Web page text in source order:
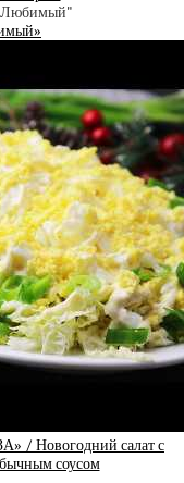
/ Новогодний салат с
соусом